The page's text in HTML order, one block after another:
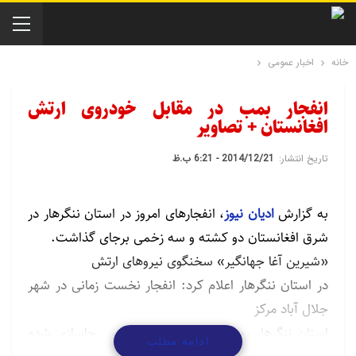
خانه اخبار عمومی
انفجار بمب در مقابل خودروی ارتش
افغانستان + تصاویر
تاریخ انتشار: 2014/12/21 - 6:21 ب.ظ
به گزارشادیان نیوز، انفجارهای امروز در استان ننگرهار در
شرق افغانستان دو کشته و سه زخمی برجای گذاشت.
«شیرین آغا جهانگیر» سخنگوی نیروهای ارتش
در استان ننگرهار اعلام کرد: انفجار نخست زمانی در شهر
جلال آباد مرکز
استان ننگرهار روی داد که بمب مغناطیسی جاسازی شده
ادامه مطلب